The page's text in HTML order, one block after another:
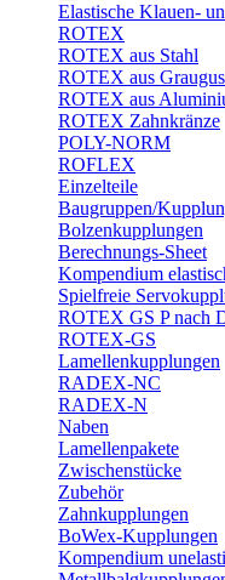
Elastische Klauen-
ROTEX
ROTEX aus Stahl
ROTEX aus
ROTEX aus
ROTEX Zahnkränze
POLY-NORM
ROFLEX
Einzelteile
Baugruppen/
Bolzenkupplungen
Berechnungs-Sheet
Kompendium
Spielfreie
ROTEX GS P nach
ROTEX-GS
Lamellenkupplungen
RADEX-NC
RADEX-N
Naben
Lamellenpakete
Zwischenstücke
Zubehör
Zahnkupplungen
BoWex-Kupplungen
Kompendium